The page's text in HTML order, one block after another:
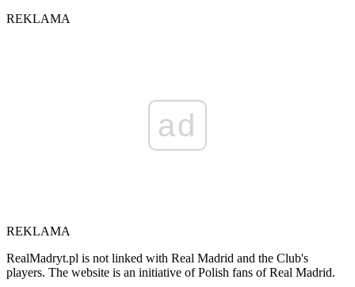
REKLAMA
ad
REKLAMA
RealMadryt.pl is not linked with Real Madrid and the Club's
players. The website is an initiative of Polish fans of Real Madrid.